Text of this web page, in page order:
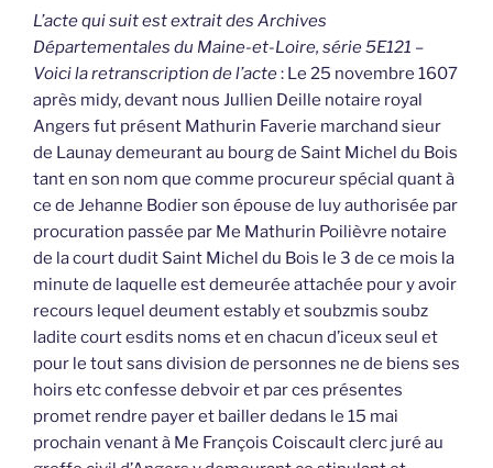
L’acte qui suit est extrait des Archives
Départementales du Maine-et-Loire, série 5E121 –
Voici la retranscription de l’acte: Le 25 novembre 1607
après midy, devant nous Jullien Deille notaire royal
Angers fut présent Mathurin Faverie marchand sieur
de Launay demeurant au bourg de Saint Michel du Bois
tant en son nom que comme procureur spécial quant à
ce de Jehanne Bodier son épouse de luy authorisée par
procuration passée par Me Mathurin Poilièvre notaire
de la court dudit Saint Michel du Bois le 3 de ce mois la
minute de laquelle est demeurée attachée pour y avoir
recours lequel deument estably et soubzmis soubz
ladite court esdits noms et en chacun d’iceux seul et
pour le tout sans division de personnes ne de biens ses
hoirs etc confesse debvoir et par ces présentes
promet rendre payer et bailler dedans le 15 mai
prochain venant à Me François Coiscault clerc juré au